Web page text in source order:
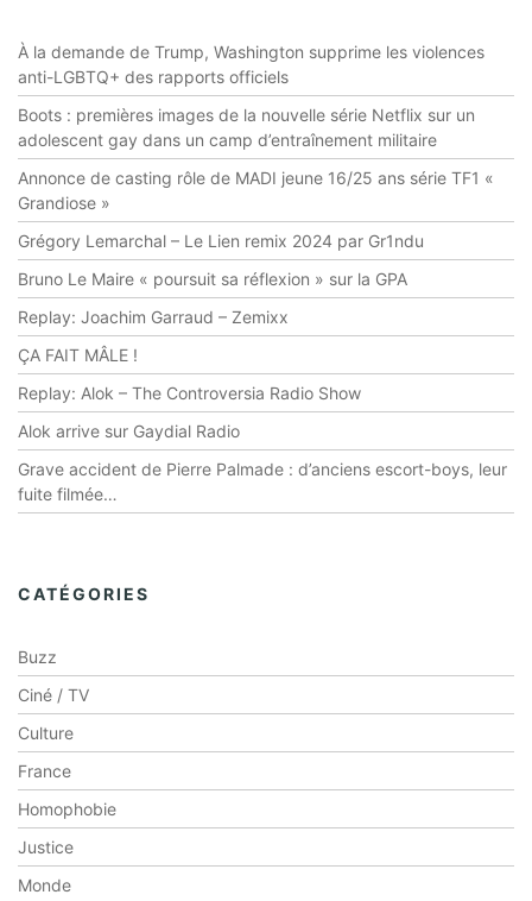
À la demande de Trump, Washington supprime les violences
anti-LGBTQ+ des rapports officiels
Boots : premières images de la nouvelle série Netflix sur un
adolescent gay dans un camp d’entraînement militaire
Annonce de casting rôle de MADI jeune 16/25 ans série TF1 «
Grandiose »
Grégory Lemarchal – Le Lien remix 2024 par Gr1ndu
Bruno Le Maire « poursuit sa réflexion » sur la GPA
Replay: Joachim Garraud – Zemixx
ÇA FAIT MÂLE !
Replay: Alok – The Controversia Radio Show
Alok arrive sur Gaydial Radio
Grave accident de Pierre Palmade : d’anciens escort-boys, leur
fuite filmée…
CATÉGORIES
Buzz
Ciné / TV
Culture
France
Homophobie
Justice
Monde